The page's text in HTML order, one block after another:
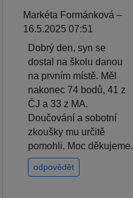
Markéta Formánková –
16.5.2025 07:51
Dobrý den, syn se
dostal na školu danou
na prvním místě. Měl
nakonec 74 bodů, 41 z
ČJ a 33 z MA.
Doučování a sobotní
zkoušky mu určitě
pomohli. Moc děkujeme.
odpovědět